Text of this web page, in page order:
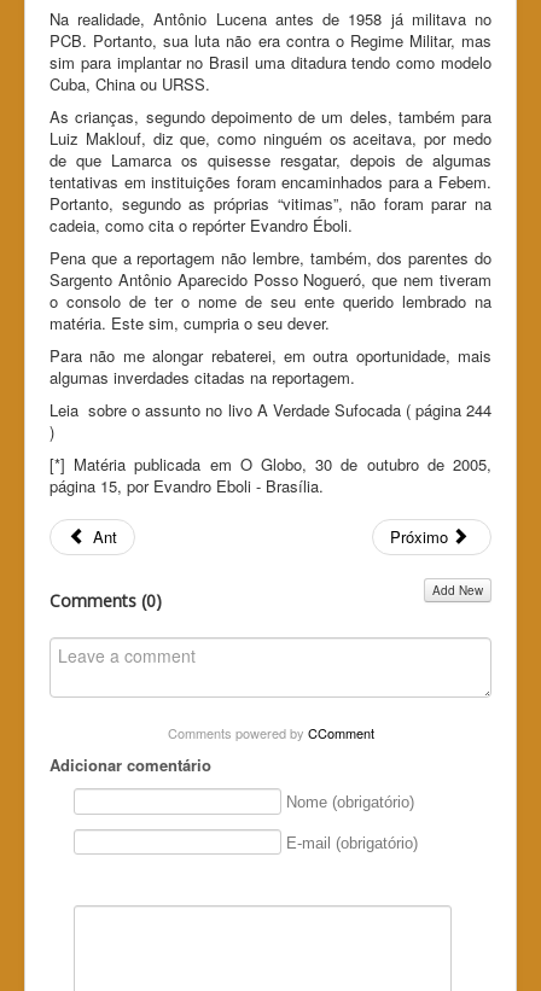
Na realidade, Antônio Lucena antes de 1958 já militava no
PCB. Portanto, sua luta não era contra o Regime Militar, mas
sim para implantar no Brasil uma ditadura tendo como modelo
Cuba, China ou URSS.
As crianças, segundo depoimento de um deles, também para
Luiz Maklouf, diz que, como ninguém os aceitava, por medo
de que Lamarca os quisesse resgatar, depois de algumas
tentativas em instituições foram encaminhados para a Febem.
Portanto, segundo as próprias “vitimas”, não foram parar na
cadeia, como cita o repórter Evandro Éboli.
Pena que a reportagem não lembre, também, dos parentes do
Sargento Antônio Aparecido Posso Nogueró, que nem tiveram
o consolo de ter o nome de seu ente querido lembrado na
matéria. Este sim, cumpria o seu dever.
Para não me alongar rebaterei, em outra oportunidade, mais
algumas inverdades citadas na reportagem.
Leia sobre o assunto no livo A Verdade Sufocada ( página 244
)
[*] Matéria publicada em O Globo, 30 de outubro de 2005,
página 15, por Evandro Eboli - Brasília.
Ant Próximo
Comments (0) Add New
Comments powered by CComment
Adicionar comentário
Nome (obrigatório)
E-mail (obrigatório)